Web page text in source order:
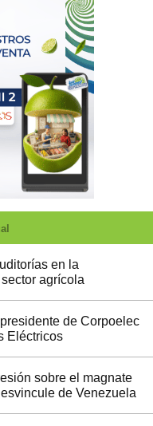
en la
agrícola
de Corpoelec
Eléctricos
sobre el magnate
de Venezuela